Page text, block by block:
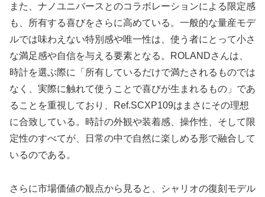
また、ナノユニバースとのコラボレーションによる限定感
も、所有する喜びをさらに高めている。一般的な量産モデ
ルでは味わえない特別感や唯一性は、使う者にとって小さ
な満足感や自信を与える要素となる。ROLANDさんは、
時計を選ぶ際に「所有しているだけで満たされるものでは
なく、実際に触れて使うことで喜びが生まれるもの」であ
ることを重視しており、Ref.SCXP109はまさにその理想
に合致している。時計の外観や装着感、操作性、そして限
定性のすべてが、日常の中で自然に楽しめる形で融合して
いるのである。
さらに市場価値の観点から見ると、シャリオの復刻モデル